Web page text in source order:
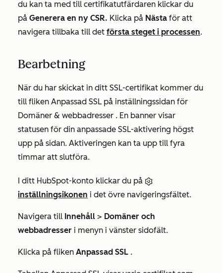
du kan ta med till certifikatutfärdaren klickar du
på Generera en ny CSR. Klicka på Nästa för att
navigera tillbaka till det första steget i processen.
Bearbetning
När du har skickat in ditt SSL-certifikat kommer du
till fliken Anpassad SSL på inställningssidan för
Domäner & webbadresser . En banner visar
statusen för din anpassade SSL-aktivering högst
upp på sidan. Aktiveringen kan ta upp till fyra
timmar att slutföra.
I ditt HubSpot-konto klickar du på
inställningsikonen i det övre navigeringsfältet.
Navigera till Innehåll > Domäner och
webbadresser i menyn i vänster sidofält.
Klicka på fliken Anpassad SSL .